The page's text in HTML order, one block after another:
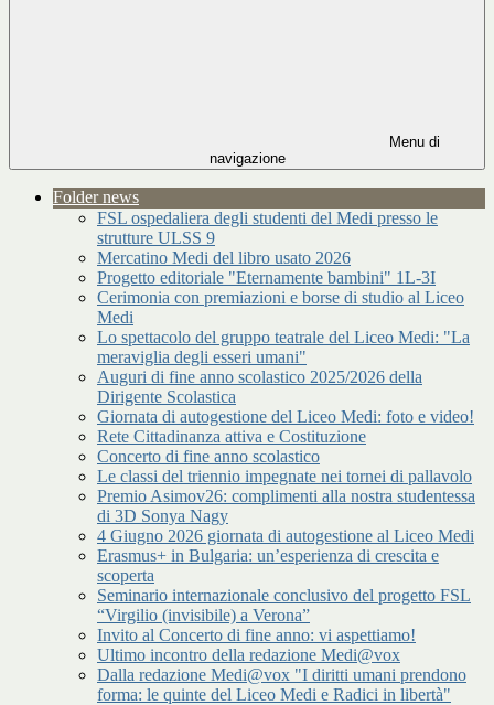
Menu di
navigazione
Folder news
FSL ospedaliera degli studenti del Medi presso le
strutture ULSS 9
Mercatino Medi del libro usato 2026
Progetto editoriale "Eternamente bambini" 1L-3I
Cerimonia con premiazioni e borse di studio al Liceo
Medi
Lo spettacolo del gruppo teatrale del Liceo Medi: "La
meraviglia degli esseri umani"
Auguri di fine anno scolastico 2025/2026 della
Dirigente Scolastica
Giornata di autogestione del Liceo Medi: foto e video!
Rete Cittadinanza attiva e Costituzione
Concerto di fine anno scolastico
Le classi del triennio impegnate nei tornei di pallavolo
Premio Asimov26: complimenti alla nostra studentessa
di 3D Sonya Nagy
4 Giugno 2026 giornata di autogestione al Liceo Medi
Erasmus+ in Bulgaria: un’esperienza di crescita e
scoperta
Seminario internazionale conclusivo del progetto FSL
“Virgilio (invisibile) a Verona”
Invito al Concerto di fine anno: vi aspettiamo!
Ultimo incontro della redazione Medi@vox
Dalla redazione Medi@vox "I diritti umani prendono
forma: le quinte del Liceo Medi e Radici in libertà"